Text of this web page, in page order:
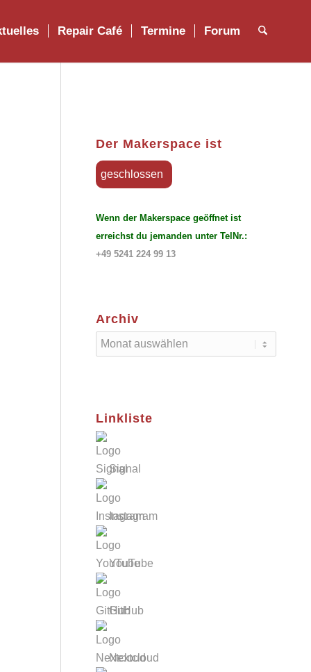
Repair Café Termine Forum
Der Makerspace ist
geschlossen
Wenn der Makerspace geöffnet ist
erreichst du jemanden unter TelNr.:
+49 5241 224 99 13
Archiv
Linkliste
Signal
Instagram
YouTube
GitHub
Nextcloud